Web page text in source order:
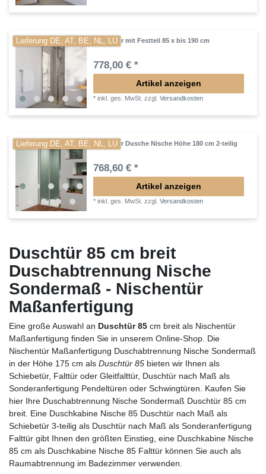
Lieferung DE, AT, BE, NL, LUPendeltür mit Festteil 85 x bis 190 cm
778,00 € *
Artikel anzeigen
*inkl. ges. MwSt. zzgl.Versandkosten
Lieferung DE, AT, BE, NL, LUPendeltür Dusche Nische Höhe 180 cm 2-teilig
768,60 € *
Artikel anzeigen
*inkl. ges. MwSt. zzgl.Versandkosten
Duschtür 85 cm breit
Duschabtrennung Nische
Sondermaß - Nischentür
Maßanfertigung
Eine große Auswahl an Duschtür 85 cm breit als Nischentür
Maßanfertigung finden Sie in unserem Online-Shop. Die
Nischentür Maßanfertigung Duschabtrennung Nische Sondermaß
in der Höhe 175 cm als Duschtür 85 bieten wir Ihnen als
Schiebetür, Falttür oder Gleitfalttür, Duschtür nach Maß als
Sonderanfertigung Pendeltüren oder Schwingtüren. Kaufen Sie
hier Ihre Duschabtrennung Nische Sondermaß Duschtür 85 cm
breit. Eine Duschkabine Nische 85 Duschtür nach Maß als
Schiebetür 3-teilig als Duschtür nach Maß als Sonderanfertigung
Falttür gibt Ihnen den größten Einstieg, eine Duschkabine Nische
85 cm als Duschkabine Nische 85 Falttür können Sie auch als
Raumabtrennung im Badezimmer verwenden.